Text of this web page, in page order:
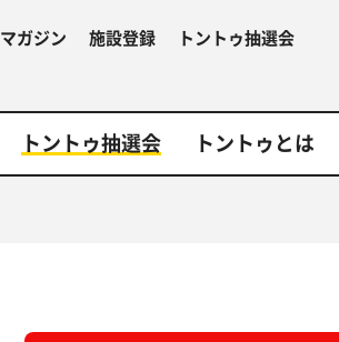
マガジン 施設登録 トントゥ抽選会
トントゥ抽選会 トントゥとは